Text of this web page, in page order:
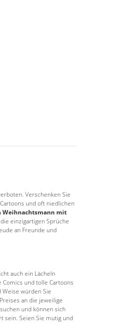
Verschenken Sie
und oft niedlichen
Weihnachtsmann mit
einzigartigen Sprüche
an Freunde und
auch ein Lächeln
und tolle Cartoons
würden Sie
an die jeweilige
und können sich
sein. Seien Sie mutig und